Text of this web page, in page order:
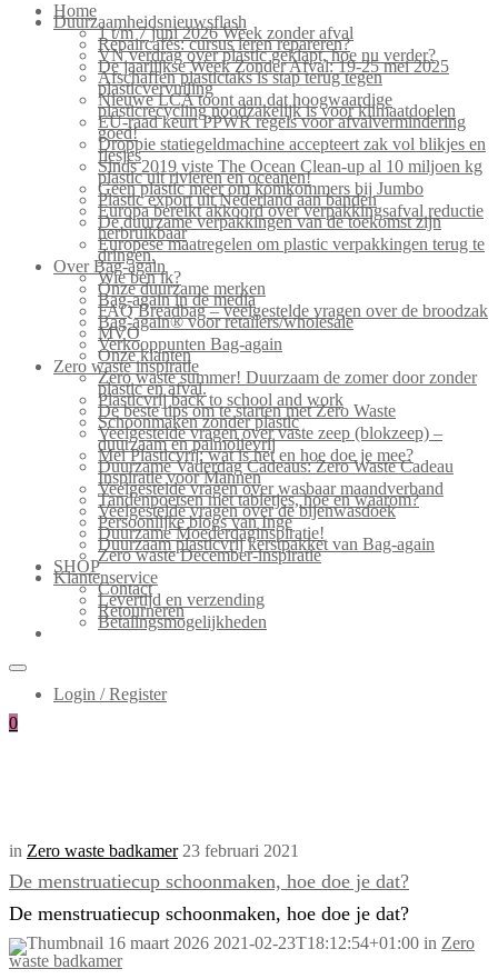
Home
Duurzaamheidsnieuwsflash
1 t/m 7 juni 2026 Week zonder afval
Repaircafés: cursus leren repareren?
VN verdrag over plastic geklapt, hoe nu verder?
De jaarlijkse Week Zonder Afval: 19-25 mei 2025
Afschaffen plastictaks is stap terug tegen
plasticvervuiling
Nieuwe LCA toont aan dat hoogwaardige
plasticrecycling noodzakelijk is voor klimaatdoelen
EU-raad keurt PPWR regels voor afvalvermindering
goed!
Droppie statiegeldmachine accepteert zak vol blikjes en
flesjes
Sinds 2019 viste The Ocean Clean-up al 10 miljoen kg
plastic uit rivieren en oceanen!
Geen plastic meer om komkommers bij Jumbo
Plastic export uit Nederland aan banden
Europa bereikt akkoord over verpakkingsafval reductie
De duurzame verpakkingen van de toekomst zijn
herbruikbaar
Europese maatregelen om plastic verpakkingen terug te
dringen.
Over Bag-again
Wie ben ik?
Onze duurzame merken
Bag-again in de media
FAQ Breadbag – veelgestelde vragen over de broodzak
Bag-again® voor retailers/wholesale
MVO
Verkooppunten Bag-again
Onze klanten
Zero waste inspiratie
Zero waste summer! Duurzaam de zomer door zonder
plastic en afval.
Plasticvrij back to school and work
De beste tips om te starten met Zero Waste
Schoonmaken zonder plastic
Veelgestelde vragen over vaste zeep (blokzeep) –
duurzaam en palmolievrij
Mei Plasticvrij: wat is het en hoe doe je mee?
Duurzame Vaderdag Cadeaus: Zero Waste Cadeau
Inspiratie voor Mannen
Veelgestelde vragen over wasbaar maandverband
Tandenpoetsen met tabletjes, hoe en waarom?
Veelgestelde vragen over de bijenwasdoek
Persoonlijke blogs van Inge
Duurzame Moederdaginspiratie!
Duurzaam plasticvrij kerstpakket van Bag-again
Zero waste December-inspiratie
SHOP
Klantenservice
Contact
Levertijd en verzending
Retourneren
Betalingsmogelijkheden
Login / Register
0
in Zero waste badkamer 23 februari 2021
De menstruatiecup schoonmaken, hoe doe je dat?
De menstruatiecup schoonmaken, hoe doe je dat?
16 maart 2026 2021-02-23T18:12:54+01:00 in Zero
waste badkamer